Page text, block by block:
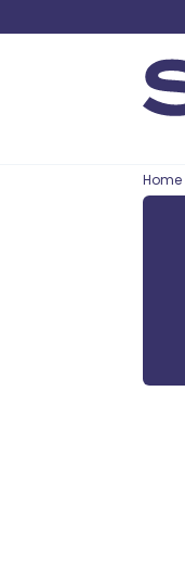
Home